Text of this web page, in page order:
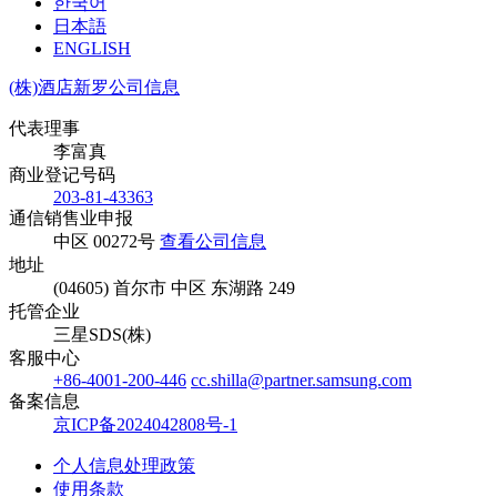
日本語
ENGLISH
(株)酒店新罗公司信息
代表理事
李富真
商业登记号码
203-81-43363
通信销售业申报
中区 00272号 查看公司信息
地址
(04605) 首尔市 中区 东湖路 249
托管企业
三星SDS(株)
客服中心
+86-4001-200-446 cc.shilla@partner.samsung.com
备案信息
京ICP备2024042808号-1
个人信息处理政策
使用条款